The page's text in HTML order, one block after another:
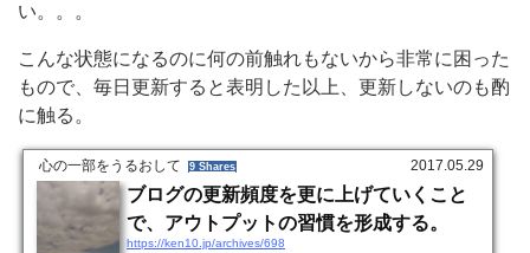
い。。。
こんな状態になるのに何の前触れもないから非常に困った
もので、毎日更新すると表明した以上、更新しないのも酌
に触る。
心の一部をうるおして 9 Shares 2017.05.29
ブログの更新頻度を更に上げていくこと
で、アウトプットの習慣を形成する。
https://ken10.jp/archives/698